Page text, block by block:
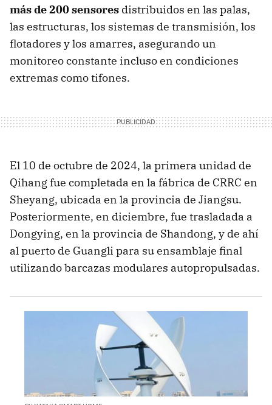
más de 200 sensores distribuidos en las palas,
las estructuras, los sistemas de transmisión, los
flotadores y los amarres, asegurando un
monitoreo constante incluso en condiciones
extremas como tifones.
El 10 de octubre de 2024, la primera unidad de
Qihang fue completada en la fábrica de CRRC en
Sheyang, ubicada en la provincia de Jiangsu.
Posteriormente, en diciembre, fue trasladada a
Dongying, en la provincia de Shandong, y de ahí
al puerto de Guangli para su ensamblaje final
utilizando barcazas modulares autopropulsadas.